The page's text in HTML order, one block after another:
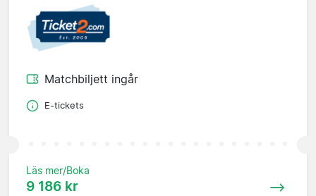
Matchbiljett ingår
E-tickets
Läs mer/Boka
9 186 kr